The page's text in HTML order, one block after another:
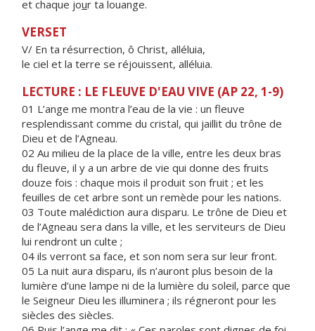
et chaque jour ta louange.
VERSET
V/ En ta résurrection, ô Christ, alléluia,
le ciel et la terre se réjouissent, alléluia.
LECTURE : LE FLEUVE D'EAU VIVE (AP 22, 1-9)
01 L’ange me montra l’eau de la vie : un fleuve
resplendissant comme du cristal, qui jaillit du trône de
Dieu et de l’Agneau.
02 Au milieu de la place de la ville, entre les deux bras
du fleuve, il y a un arbre de vie qui donne des fruits
douze fois : chaque mois il produit son fruit ; et les
feuilles de cet arbre sont un remède pour les nations.
03 Toute malédiction aura disparu. Le trône de Dieu et
de l’Agneau sera dans la ville, et les serviteurs de Dieu
lui rendront un culte ;
04 ils verront sa face, et son nom sera sur leur front.
05 La nuit aura disparu, ils n’auront plus besoin de la
lumière d’une lampe ni de la lumière du soleil, parce que
le Seigneur Dieu les illuminera ; ils régneront pour les
siècles des siècles.